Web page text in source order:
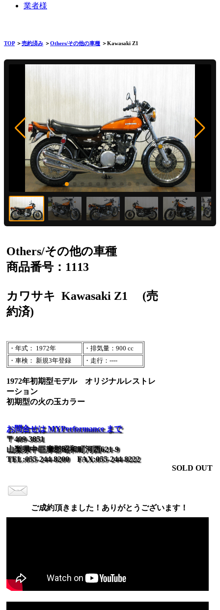
業者様
TOP＞売約済み ＞Others/その他の車種 ＞Kawasaki Z1
Others/その他の車種
商品番号：1113
カワサキ Kawasaki Z1
(売
約済)
・年式： 1972年
・排気量：900 cc
・車検： 新規3年登録
・走行：----
1972年初期型モデル オリジナルレストレ
ーション
初期型の火の玉カラー
お問合せは MYPerformance まで
〒409-3851
山梨県中巨摩郡昭和町河西621-9
TEL:055-244-8200 FAX:055-244-8222
SOLD OUT
ご成約頂きました！ありがとうございます！